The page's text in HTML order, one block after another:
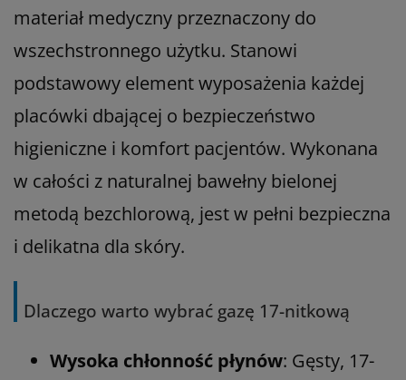
materiał medyczny przeznaczony do
wszechstronnego użytku. Stanowi
podstawowy element wyposażenia każdej
placówki dbającej o bezpieczeństwo
higieniczne i komfort pacjentów. Wykonana
w całości z naturalnej bawełny bielonej
metodą bezchlorową, jest w pełni bezpieczna
i delikatna dla skóry.
Dlaczego warto wybrać gazę 17-nitkową
Wysoka chłonność płynów: Gęsty, 17-